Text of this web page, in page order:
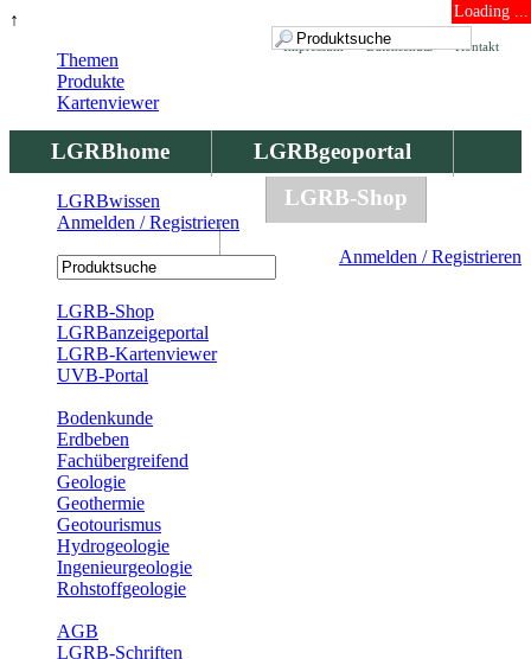
↑ Loading ...
Kontakt
Datenschutz
Impressum
LGRBhome
LGRBgeoportal
LGRBbohrungen
LGRB-Shop
Anmelden / Registrieren
Themen
Produkte
Kartenviewer
LGRBwissen
Anmelden / Registrieren
LGRB-Shop
LGRBanzeigeportal
LGRB-Kartenviewer
UVB-Portal
Bodenkunde
Erdbeben
Fachübergreifend
Geologie
Geothermie
Geotourismus
Hydrogeologie
Ingenieurgeologie
Rohstoffgeologie
AGB
LGRB-Schriften